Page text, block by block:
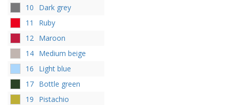
10
Dark grey
11
Ruby
12 Maroon
14 Medium beige
16
Light blue
17 Bottle green
19
Pistachio